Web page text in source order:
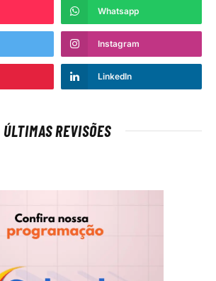
Whatsapp
Instagram
LinkedIn
ÚLTIMAS REVISÕES